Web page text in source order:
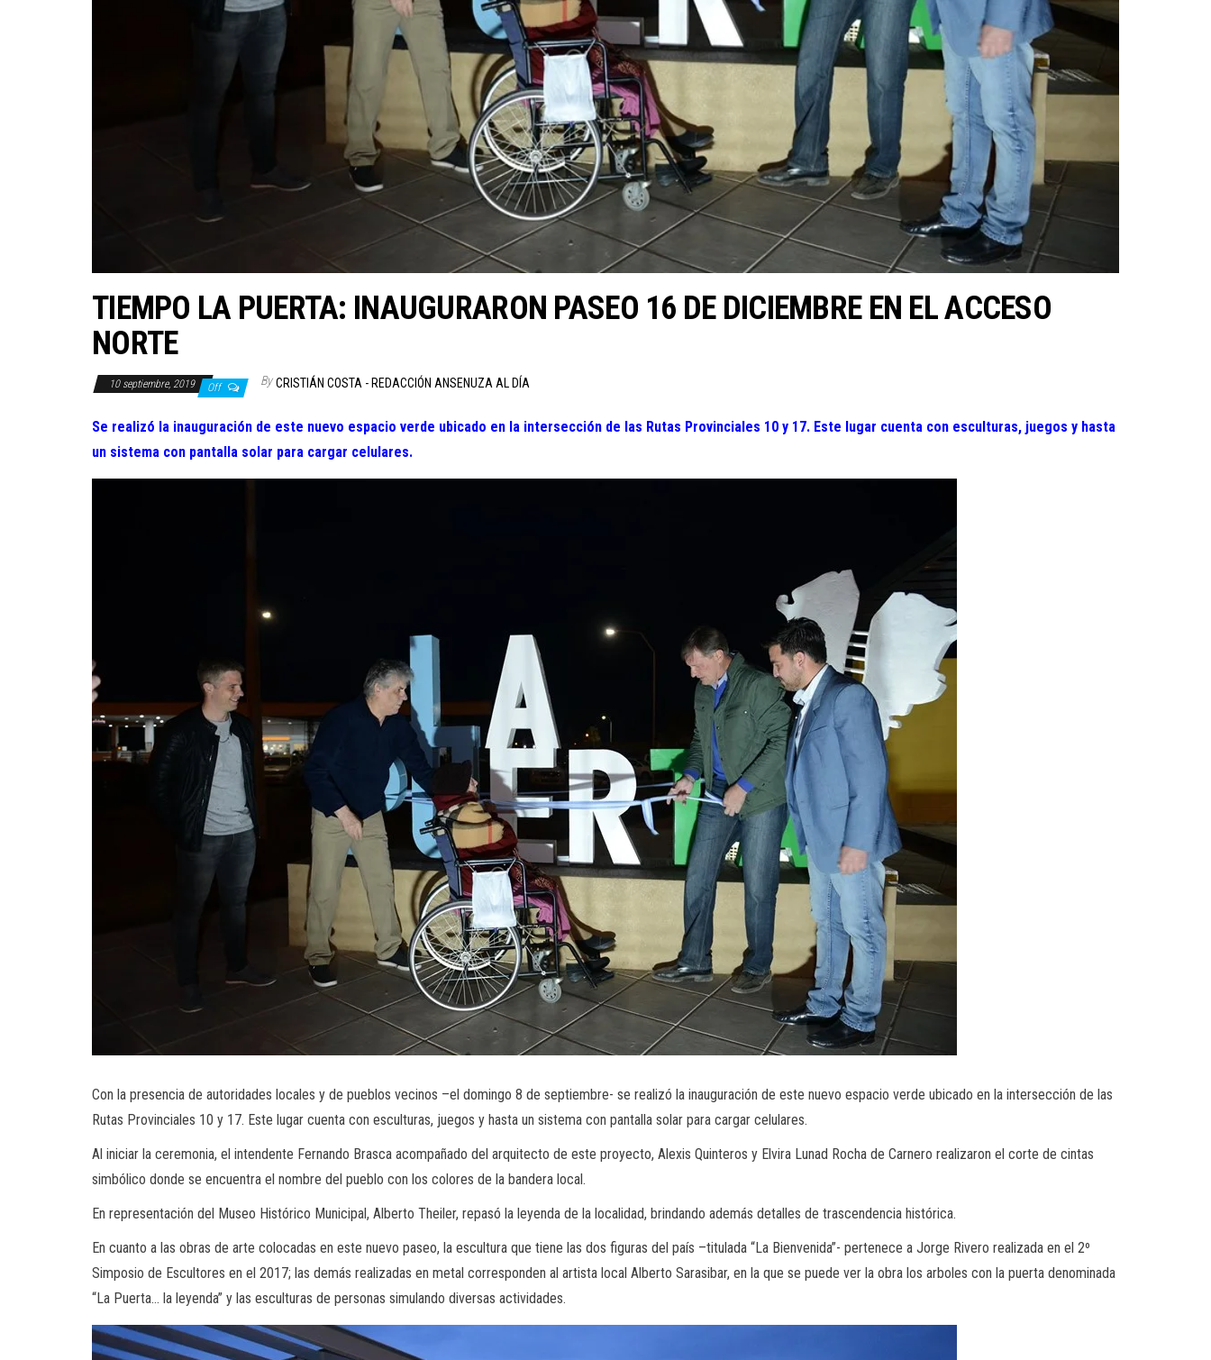
TIEMPO LA PUERTA: INAUGURARON PASEO 16 DE DICIEMBRE EN EL ACCESO
NORTE
10 septiembre, 2019 Off By CRISTIÁN COSTA - REDACCIÓN ANSENUZA AL DÍA
Se realizó la inauguración de este nuevo espacio verde ubicado en la intersección de las Rutas Provinciales 10 y 17. Este lugar cuenta con esculturas, juegos y hasta
un sistema con pantalla solar para cargar celulares.
Con la presencia de autoridades locales y de pueblos vecinos –el domingo 8 de septiembre- se realizó la inauguración de este nuevo espacio verde ubicado en la intersección de las
Rutas Provinciales 10 y 17. Este lugar cuenta con esculturas, juegos y hasta un sistema con pantalla solar para cargar celulares.
Al iniciar la ceremonia, el intendente Fernando Brasca acompañado del arquitecto de este proyecto, Alexis Quinteros y Elvira Lunad Rocha de Carnero realizaron el corte de cintas
simbólico donde se encuentra el nombre del pueblo con los colores de la bandera local.
En representación del Museo Histórico Municipal, Alberto Theiler, repasó la leyenda de la localidad, brindando además detalles de trascendencia histórica.
En cuanto a las obras de arte colocadas en este nuevo paseo, la escultura que tiene las dos figuras del país –titulada “La Bienvenida”- pertenece a Jorge Rivero realizada en el 2º
Simposio de Escultores en el 2017; las demás realizadas en metal corresponden al artista local Alberto Sarasibar, en la que se puede ver la obra los arboles con la puerta denominada
“La Puerta… la leyenda” y las esculturas de personas simulando diversas actividades.